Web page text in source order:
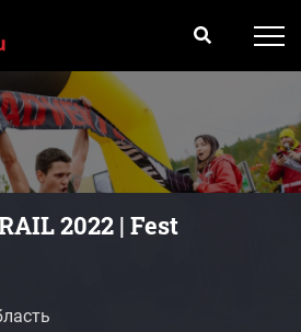
2022 | Fest